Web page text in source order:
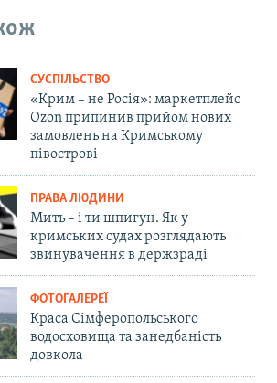
СУСПІЛЬСТВО
«Крим – не Росія»: маркетплейс
Ozon припинив прийом нових
замовлень на Кримському
півострові
ПРАВА ЛЮДИНИ
Мить – і ти шпигун. Як у
кримських судах розглядають
звинувачення в держзраді
ФОТОГАЛЕРЕЇ
Краса Сімферопольського
водосховища та занедбаність
довкола